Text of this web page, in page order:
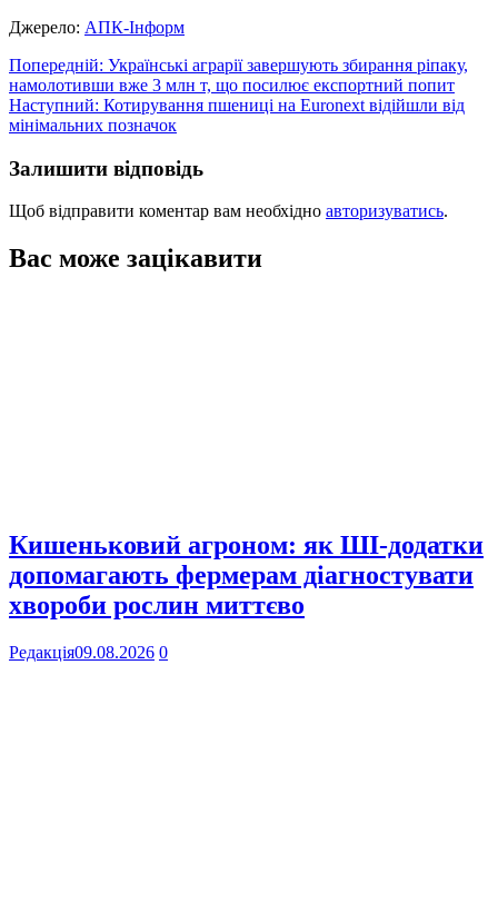
Джерело: АПК-Інформ
Навігація
записів
Попередній: Українські аграрії завершують збирання ріпаку,
намолотивши вже 3 млн т, що посилює експортний попит
Наступний: Котирування пшениці на Euronext відійшли від
мінімальних позначок
Залишити відповідь
Щоб відправити коментар вам необхідно авторизуватись.
Вас може зацікавити
Кишеньковий агроном: як ШІ-додатки
допомагають фермерам діагностувати
хвороби рослин миттєво
Редакція09.08.2026 0